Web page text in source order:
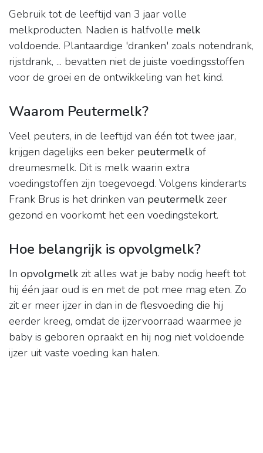
Gebruik tot de leeftijd van 3 jaar volle
melkproducten. Nadien is halfvolle melk
voldoende. Plantaardige 'dranken' zoals notendrank,
rijstdrank, ... bevatten niet de juiste voedingsstoffen
voor de groei en de ontwikkeling van het kind.
Waarom Peutermelk?
Veel peuters, in de leeftijd van één tot twee jaar,
krijgen dagelijks een beker peutermelk of
dreumesmelk. Dit is melk waarin extra
voedingstoffen zijn toegevoegd. Volgens kinderarts
Frank Brus is het drinken van peutermelk zeer
gezond en voorkomt het een voedingstekort.
Hoe belangrijk is opvolgmelk?
In opvolgmelk zit alles wat je baby nodig heeft tot
hij één jaar oud is en met de pot mee mag eten. Zo
zit er meer ijzer in dan in de flesvoeding die hij
eerder kreeg, omdat de ijzervoorraad waarmee je
baby is geboren opraakt en hij nog niet voldoende
ijzer uit vaste voeding kan halen.